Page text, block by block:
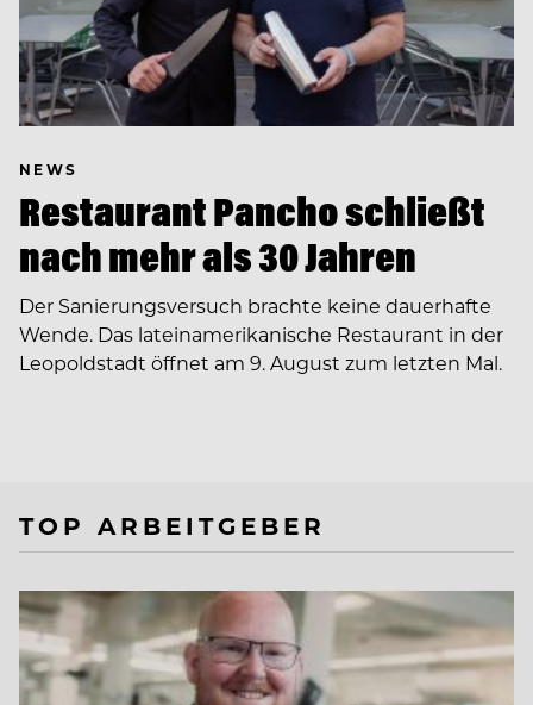
NEWS
Restaurant Pancho schließt
nach mehr als 30 Jahren
Der Sanierungsversuch brachte keine dauerhafte
Wende. Das lateinamerikanische Restaurant in der
Leopoldstadt öffnet am 9. August zum letzten Mal.
TOP ARBEITGEBER